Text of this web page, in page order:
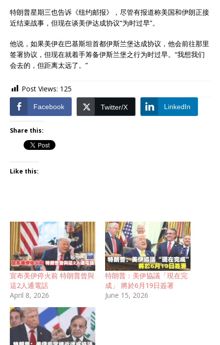
特朗普星期三也告诉《纽约邮报》，尽管有报道称美国和伊朗正接
近结束战事，但现在谈美伊达成协议“为时过早”。
他说，如果美伊在巴基斯坦首都伊斯兰堡达成协议，他会前往那里
签署协议，但现在就着手筹备伊斯兰堡之行为时过早。“我想我们
会去的，但距离太远了。”
Post Views: 125
Facebook Twitter/X LinkedIn
Share this:
Like this:
宣布美伊停火前 特朗普曾與
這2人通電話
April 8, 2026
特朗普：美伊協議「現在完
成」 將於6月19日簽署
June 15, 2026